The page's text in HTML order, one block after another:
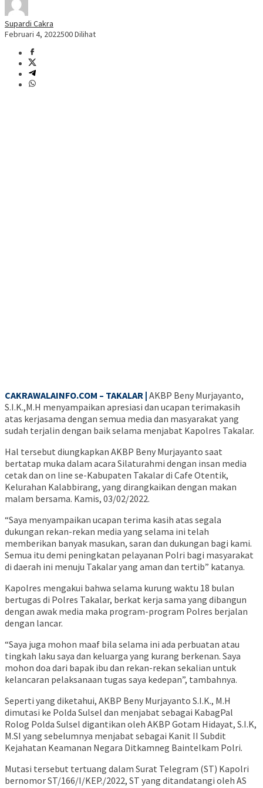
Supardi Cakra
Februari 4, 2022500 Dilihat
CAKRAWALAINFO.COM – TAKALAR | AKBP Beny Murjayanto,
S.I.K.,M.H menyampaikan apresiasi dan ucapan terimakasih
atas kerjasama dengan semua media dan masyarakat yang
sudah terjalin dengan baik selama menjabat Kapolres Takalar.
Hal tersebut diungkapkan AKBP Beny Murjayanto saat
bertatap muka dalam acara Silaturahmi dengan insan media
cetak dan on line se-Kabupaten Takalar di Cafe Otentik,
Kelurahan Kalabbirang, yang dirangkaikan dengan makan
malam bersama. Kamis, 03/02/2022.
“Saya menyampaikan ucapan terima kasih atas segala
dukungan rekan-rekan media yang selama ini telah
memberikan banyak masukan, saran dan dukungan bagi kami.
Semua itu demi peningkatan pelayanan Polri bagi masyarakat
di daerah ini menuju Takalar yang aman dan tertib” katanya.
Kapolres mengakui bahwa selama kurung waktu 18 bulan
bertugas di Polres Takalar, berkat kerja sama yang dibangun
dengan awak media maka program-program Polres berjalan
dengan lancar.
“Saya juga mohon maaf bila selama ini ada perbuatan atau
tingkah laku saya dan keluarga yang kurang berkenan. Saya
mohon doa dari bapak ibu dan rekan-rekan sekalian untuk
kelancaran pelaksanaan tugas saya kedepan”, tambahnya.
Seperti yang diketahui, AKBP Beny Murjayanto S.I.K., M.H
dimutasi ke Polda Sulsel dan menjabat sebagai KabagPal
Rolog Polda Sulsel digantikan oleh AKBP Gotam Hidayat, S.I.K,
M.SI yang sebelumnya menjabat sebagai Kanit II Subdit
Kejahatan Keamanan Negara Ditkamneg Baintelkam Polri.
Mutasi tersebut tertuang dalam Surat Telegram (ST) Kapolri
bernomor ST/166/I/KEP./2022, ST yang ditandatangi oleh AS